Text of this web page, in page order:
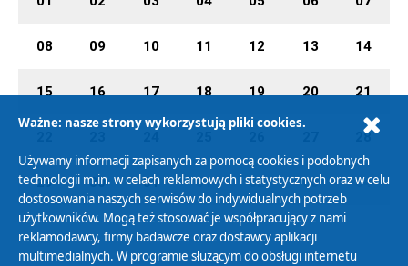
08 09 10 11 12 13 14
15 16 17 18 19 20 21
28
29 30 31 01 02 03 04
Ważne: nasze strony wykorzystują pliki cookies.
Używamy informacji zapisanych za pomocą cookies i podobnych
technologii m.in. w celach reklamowych i statystycznych oraz w celu
dostosowania naszych serwisów do indywidualnych potrzeb
użytkowników. Mogą też stosować je współpracujący z nami
reklamodawcy, firmy badawcze oraz dostawcy aplikacji
multimedialnych. W programie służącym do obsługi internetu